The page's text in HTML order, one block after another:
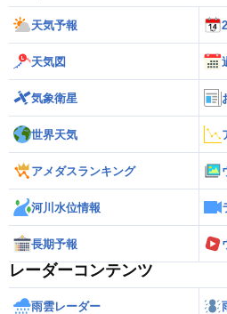
天気予報
天気図
気象衛星
世界天気
アメダスランキング
河川水位情報
長期予報
レーダーコンテンツ
雨雲レーダー